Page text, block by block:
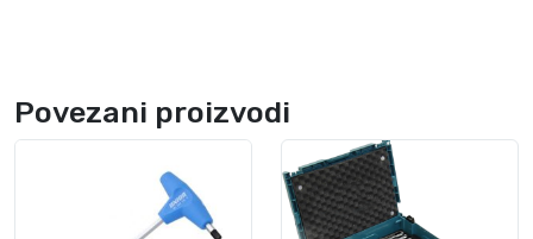
Povezani proizvodi